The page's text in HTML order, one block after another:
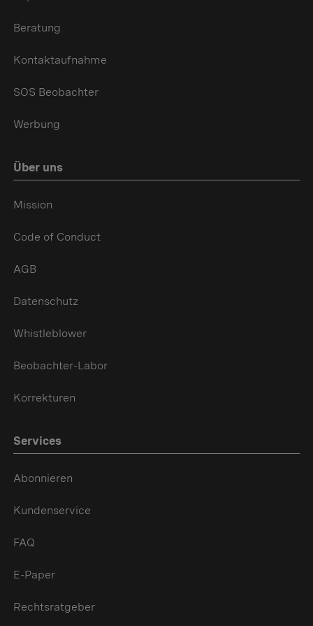
Beratung
Kontaktaufnahme
SOS Beobachter
Werbung
Über uns
Mission
Code of Conduct
AGB
Datenschutz
Whistleblower
Beobachter-Labor
Korrekturen
Services
Abonnieren
Kundenservice
FAQ
E-Paper
Rechtsratgeber